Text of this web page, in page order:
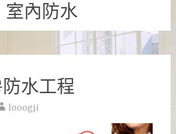
室內防水
水工程
looogji